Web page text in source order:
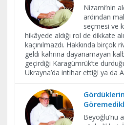
Nizami’nin
ardından
seçmesi ve
hikâyede aldığı rol de dikkate
kaçınılmazdı. Hakkında birçok
geldi kahrına dayanamayan
geçirdiği Karagümrük’te
Ukrayna’da intihar ettiği ya da
Beyoğlu’nu